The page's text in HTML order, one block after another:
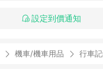
設定到價通知
機車/機車用品 行車